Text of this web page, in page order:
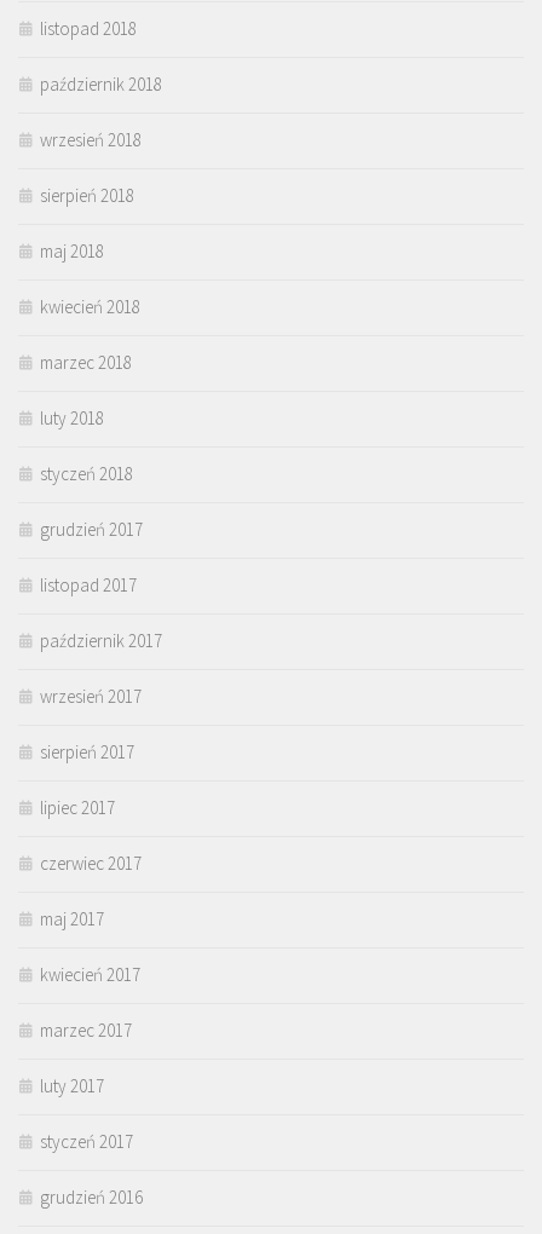
listopad 2018
październik 2018
wrzesień 2018
sierpień 2018
maj 2018
kwiecień 2018
marzec 2018
luty 2018
styczeń 2018
grudzień 2017
listopad 2017
październik 2017
wrzesień 2017
sierpień 2017
lipiec 2017
czerwiec 2017
maj 2017
kwiecień 2017
marzec 2017
luty 2017
styczeń 2017
grudzień 2016